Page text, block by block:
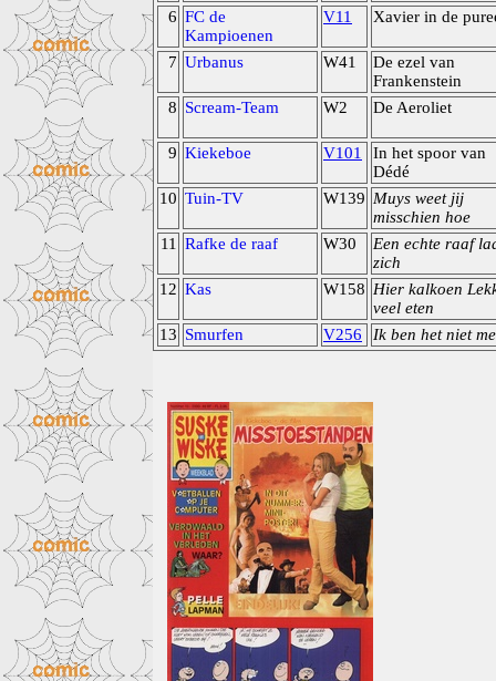
6 FC de
Kampioenen
V11 Xavier in de
7 Urbanus W41
De ezel van
Frankenstein
8 Scream-Team W2 De Aeroliet
9 Kiekeboe V101
In het spoor van
Dédé
10 Tuin-TV W139 Muys weet jij
misschien hoe
11
Rafke de raaf W30
Een echte raaf
zich
12 Kas W158 Hier kalkoen
veel eten
13 Smurfen V256 Ik ben het niet